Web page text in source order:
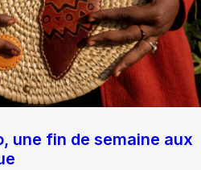
une fin de semaine aux